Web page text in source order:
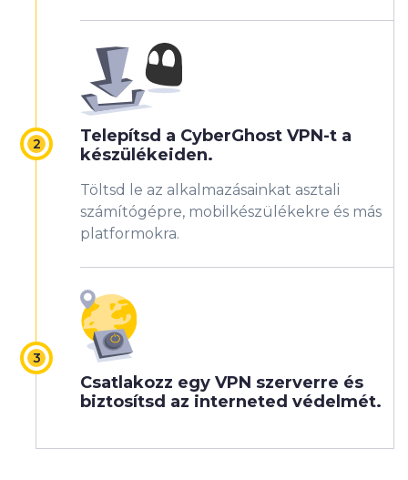
Telepítsd a CyberGhost VPN-t a
készülékeiden.
Töltsd le az alkalmazásainkat asztali
számítógépre, mobilkészülékekre és más
platformokra.
Csatlakozz egy VPN szerverre és
biztosítsd az interneted védelmét.